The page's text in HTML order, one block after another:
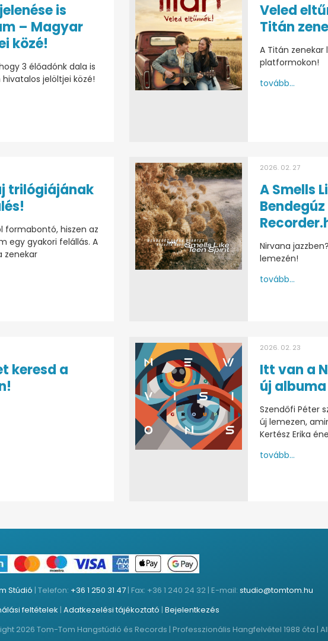
is
– Magyar
közé!
3 élőadónk dala is
jelöltjei közé!
Veled
Titán
A Titán zenekar
platformokon!
tovább...
trilógiájának
formabontó, hiszen az
egy gyakori felállás. A
zenekar
2026. 02. 27
A Smells
Nirvana
lemezén!
tovább...
keresd a
2026. 02. 23
Itt van a
új albuma
Szendőfi Péter
új lemezen,
Kertész Erika
tovább...
Stúdió | Telefon: +36 1 250 31 47 | Fax: +36 1 240 24 32 | E-mail:studio@tomtom.hu
feltételek |Adatkezelési tájékoztató |Bejelentkezés
2026 Tom-Tom Hangstúdió és Records | Professzionális Hangfelvétel 1988 óta |